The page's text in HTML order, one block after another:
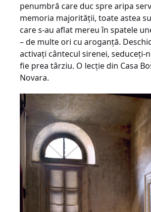
penumbră care duc spre aripa
memoria majorităţii, toate astea
care s-au aflat mereu în spatele
– de multe ori cu aroganţă.
activaţi cântecul sirenei, seduceţi-
fie prea târziu. O lecţie din Casa
Novara.